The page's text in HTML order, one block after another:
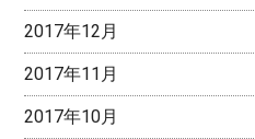
2017年12月
2017年11月
2017年10月